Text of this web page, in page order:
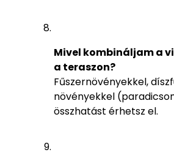
Mivel kombináljam a
a teraszon?
Fűszernövényekkel,
növényekkel
összhatást érhetsz el.